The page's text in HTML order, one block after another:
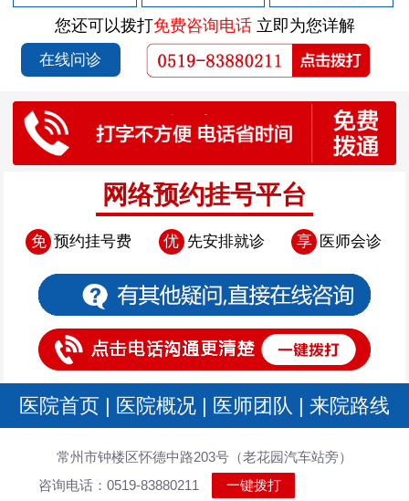
您还可以拨打免费咨询电话立即为您详解
在线问诊
网络预约挂号平台
免 预约挂号费 优 先安排就诊 享 医师会诊
医院首页 | 医院概况 | 医师团队 | 来院路线
常州市钟楼区怀德中路203号（老花园汽车站旁）
咨询电话：0519-83880211
一键拨打